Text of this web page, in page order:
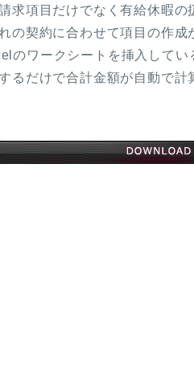
求項目だけでなく有給休暇
の契約に合わせて項目の作成
のワークシートを挿入して
るだけで合計金額が自動で計